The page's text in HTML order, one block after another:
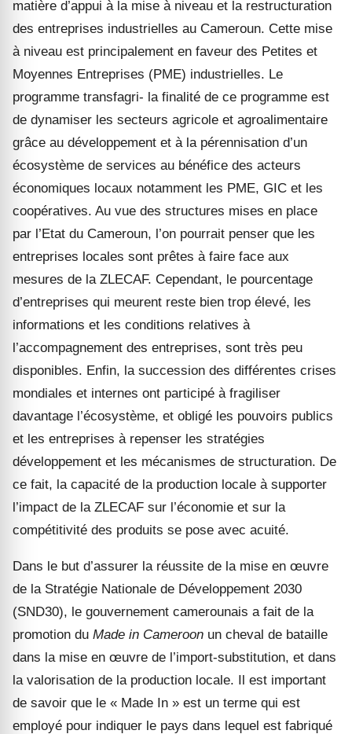
matière d’appui à la mise à niveau et la restructuration
des entreprises industrielles au Cameroun. Cette mise
à niveau est principalement en faveur des Petites et
Moyennes Entreprises (PME) industrielles. Le
programme transfagri- la finalité de ce programme est
de dynamiser les secteurs agricole et agroalimentaire
grâce au développement et à la pérennisation d’un
écosystème de services au bénéfice des acteurs
économiques locaux notamment les PME, GIC et les
coopératives. Au vue des structures mises en place
par l’Etat du Cameroun, l’on pourrait penser que les
entreprises locales sont prêtes à faire face aux
mesures de la ZLECAF. Cependant, le pourcentage
d’entreprises qui meurent reste bien trop élevé, les
informations et les conditions relatives à
l’accompagnement des entreprises, sont très peu
disponibles. Enfin, la succession des différentes crises
mondiales et internes ont participé à fragiliser
davantage l’écosystème, et obligé les pouvoirs publics
et les entreprises à repenser les stratégies
développement et les mécanismes de structuration. De
ce fait, la capacité de la production locale à supporter
l’impact de la ZLECAF sur l’économie et sur la
compétitivité des produits se pose avec acuité.
Dans le but d’assurer la réussite de la mise en œuvre
de la Stratégie Nationale de Développement 2030
(SND30), le gouvernement camerounais a fait de la
promotion du Made in Cameroon un cheval de bataille
dans la mise en œuvre de l’import-substitution, et dans
la valorisation de la production locale. Il est important
de savoir que le « Made In » est un terme qui est
employé pour indiquer le pays dans lequel est fabriqué